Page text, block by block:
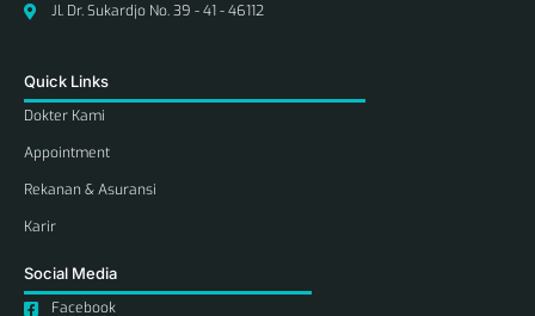
Jl. Dr. Sukardjo No. 39 - 41 - 46112
Quick Links
Dokter Kami
Appointment
Rekanan & Asuransi
Karir
Social Media
Facebook